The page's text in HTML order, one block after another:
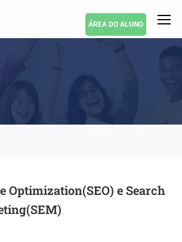
ÁREA DO ALUNO
Optimization(SEO) e Search